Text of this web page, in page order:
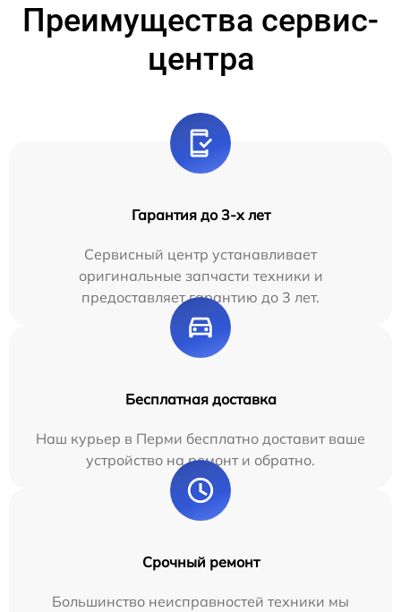
Преимущества сервис-
центра
Гарантия до 3-х лет
Сервисный центр устанавливает
оригинальные запчасти техники и
предоставляет гарантию до 3 лет.
Бесплатная доставка
Наш курьер в Перми бесплатно доставит ваше
устройство на ремонт и обратно.
Срочный ремонт
Большинство неисправностей техники мы